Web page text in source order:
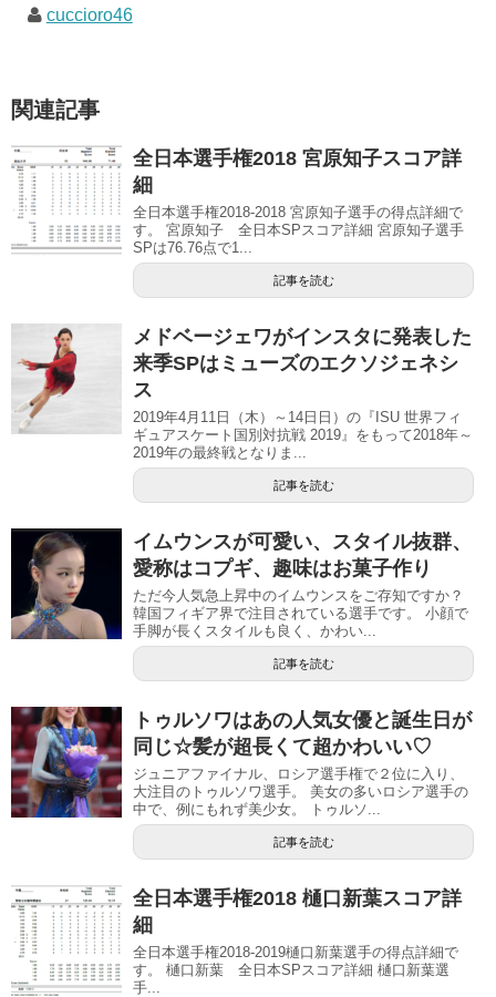
cuccioro46
関連記事
全日本選手権2018 宮原知子スコア詳
細
全日本選手権2018-2018 宮原知子選手の得点詳細で
す。 宮原知子 全日本SPスコア詳細 宮原知子選手
SPは76.76点で1...
記事を読む
メドベージェワがインスタに発表した
来季SPはミューズのエクソジェネシ
ス
2019年4月11日（木）～14日日）の『ISU 世界フィ
ギュアスケート国別対抗戦 2019』をもって2018年～
2019年の最終戦となりま...
記事を読む
イムウンスが可愛い、スタイル抜群、
愛称はコプギ、趣味はお菓子作り
ただ今人気急上昇中のイムウンスをご存知ですか？
韓国フィギア界で注目されている選手です。 小顔で
手脚が長くスタイルも良く、かわい...
記事を読む
トゥルソワはあの人気女優と誕生日が
同じ☆髪が超長くて超かわいい♡
ジュニアファイナル、ロシア選手権で２位に入り、
大注目のトゥルソワ選手。 美女の多いロシア選手の
中で、例にもれず美少女。 トゥルソ...
記事を読む
全日本選手権2018 樋口新葉スコア詳
細
全日本選手権2018-2019樋口新葉選手の得点詳細で
す。 樋口新葉 全日本SPスコア詳細 樋口新葉選
手...